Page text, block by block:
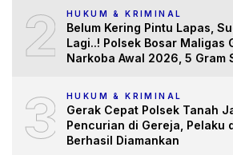
2 HUKUM & KRIMINAL
Belum Kering Pintu Lapas,
Lagi..! Polsek Bosar Maligas
Narkoba Awal 2026, 5 Gram
3 HUKUM & KRIMINAL
Gerak Cepat Polsek Tanah
Pencurian di Gereja, Pelaku
Berhasil Diamankan